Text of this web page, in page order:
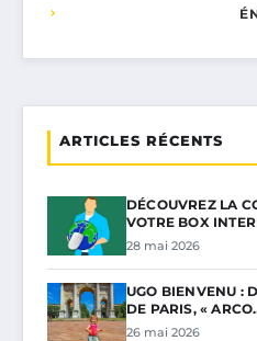
ARTICLES RÉCENTS
DÉCOUVREZ LA
VOTRE BOX
28 mai 2026
UGO BIENVENU :
DE PARIS, «
26 mai 2026